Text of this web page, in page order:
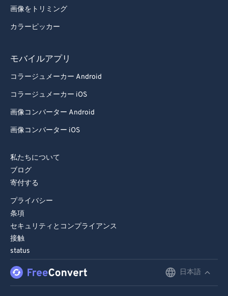
画像をトリミング
カラーピッカー
モバイルアプリ
コラージュメーカー Android
コラージュメーカー iOS
画像コンバーター Android
画像コンバーター iOS
私たちについて
ブログ
寄付する
プライバシー
条項
セキュリティとコンプライアンス
接触
status
日本語